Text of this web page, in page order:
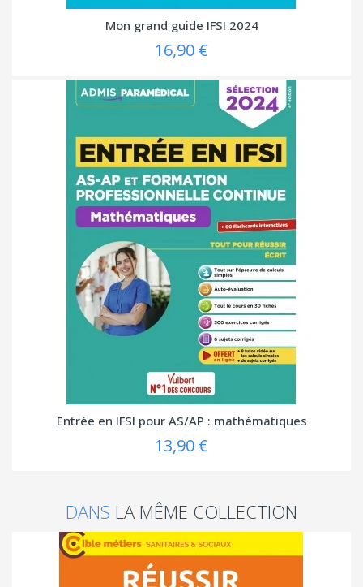
Mon grand guide IFSI 2024
16,90 €
Entrée en IFSI pour AS/AP : mathématiques
13,90 €
DANS LA MÊME COLLECTION